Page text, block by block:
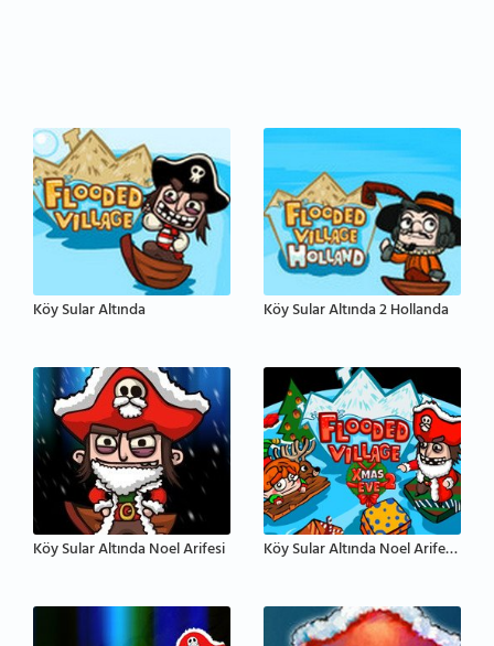
Köy Sular Altında Köy Sular Altında 2 Hollanda
Köy Sular Altında Noel Arifesi Köy Sular Altında Noel Arifesi 2